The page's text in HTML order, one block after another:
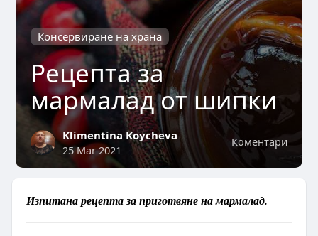
Консервиране на храна
Рецепта за
мармалад от шипки
Коментари
Klimentina Koycheva
25 Mar 2021
Изпитана рецепта за приготвяне на мармалад.